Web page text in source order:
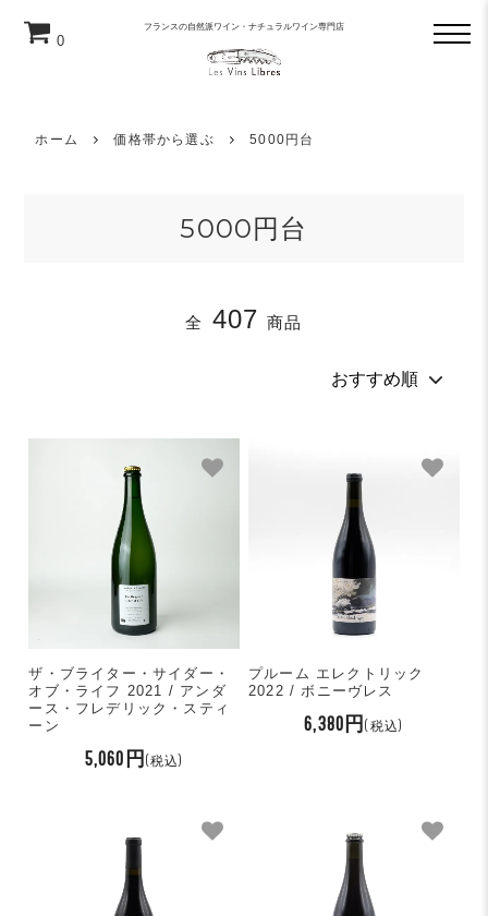
フランスの自然派ワイン・ナチュラルワイン専門店
0
ホーム 価格帯から選ぶ 5000円台
5000円台
全 407 商品
ザ・ブライター・サイダー・
オブ・ライフ 2021 / アンダ
ース・フレデリック・スティ
ーン
5,060円 (税込)
プルーム エレクトリック
2022 / ボニーヴレス
6,380円(税込)